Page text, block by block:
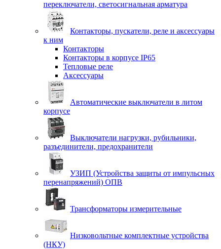
переключатели, светосигнальная арматура
Контакторы, пускатели, реле и аксессуары
к ним
Контакторы
Контакторы в корпусе IP65
Тепловые реле
Аксессуары
Автоматические выключатели в литом
корпусе
Выключатели нагрузки, рубильники,
разъединители, предохранители
УЗИП (Устройства защиты от импульсных
перенапряжений) ОПВ
Трансформаторы измерительные
Низковольтные комплектные устройства
(НКУ)